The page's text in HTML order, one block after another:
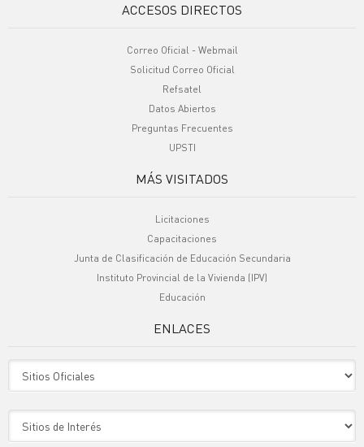
ACCESOS DIRECTOS
Correo Oficial - Webmail
Solicitud Correo Oficial
Refsatel
Datos Abiertos
Preguntas Frecuentes
UPSTI
MÁS VISITADOS
Licitaciones
Capacitaciones
Junta de Clasificación de Educación Secundaria
Instituto Provincial de la Vivienda (IPV)
Educación
ENLACES